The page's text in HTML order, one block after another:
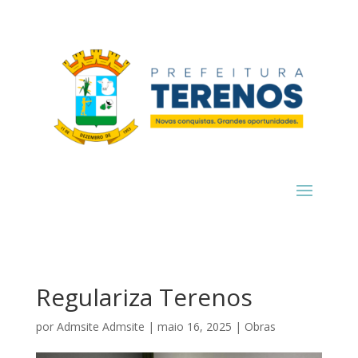
Regulariza Terenos
por Admsite Admsite | maio 16, 2025 | Obras